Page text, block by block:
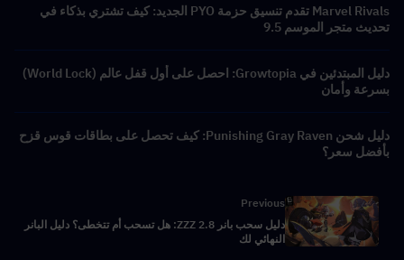
Marvel Rivals تقدم تنسيق حزمة PYO الجديد: كيف تشتري بذكاء في
تحديث متجر الموسم 9.5
دليل المبتدئين في Growtopia: احصل على أول قفل عالم (World Lock)
بسرعة وأمان
دليل شحن Punishing Gray Raven: كيف تحصل على بطاقات قوس قزح
بأفضل سعر؟
Previous
دليل سحب بانر ZZZ 2.8: هل تسحب أم تتخطى؟ دليل البانر
النهائي لك